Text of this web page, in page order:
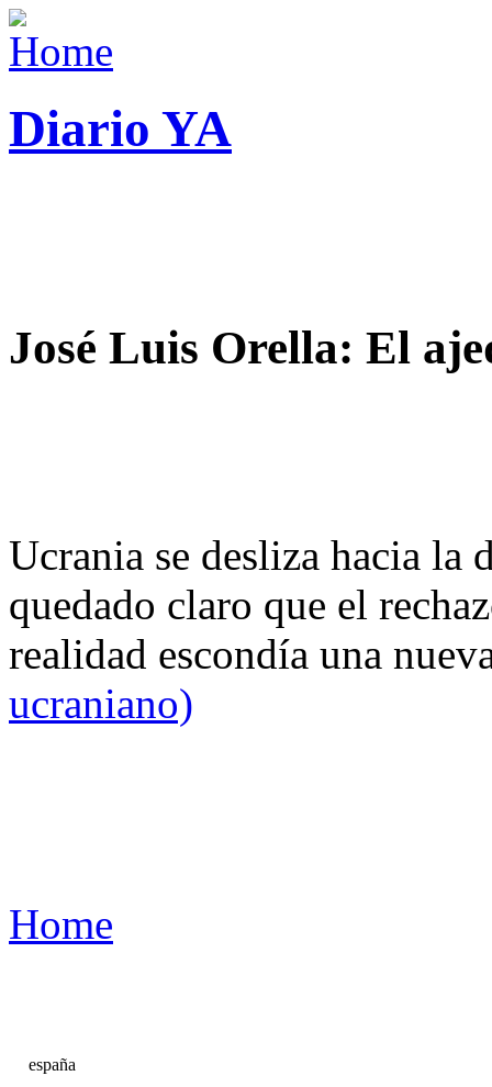
Diario YA
José Luis Orella: El
Ucrania se desliza hacia
quedado claro que el
realidad escondía una
ucraniano)
Home
españa